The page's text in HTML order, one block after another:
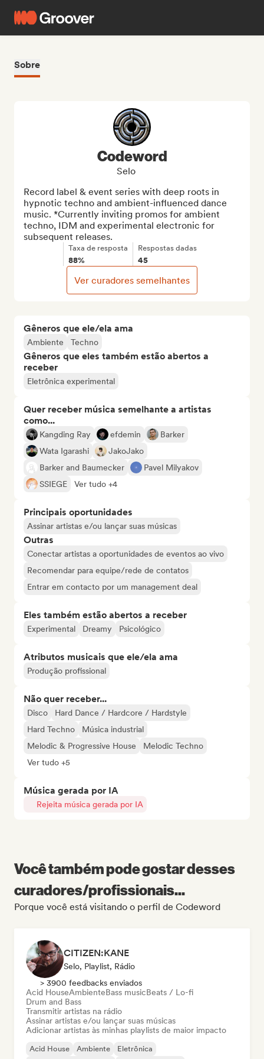
Sobre
Gêneros que ele/ela ama
Ambiente Techno
Gêneros que eles também estão abertos a
receber
Eletrônica experimental
Quer receber música semelhante a artistas
como...
Kangding Ray efdemin
Barker
Wata Igarashi
JakoJako
Barker and Baumecker
Pavel Milyakov
SSIEGE
Ver tudo +4
Principais oportunidades
Assinar artistas e/ou lançar suas músicas
Outras
Conectar artistas a oportunidades de eventos ao vivo
Recomendar para equipe/rede de contatos
Entrar em contacto por um management deal
Eles também estão abertos a receber
Experimental Dreamy Psicológico
Atributos musicais que ele/ela ama
Produção profissional
Não quer receber...
Disco
Hard Dance / Hardcore / Hardstyle
Hard Techno
Música industrial
Melodic & Progressive House
Melodic Techno
Ver tudo +5
Música gerada por IA
Rejeita música gerada por IA
Codeword
Selo
Record label & event series with deep roots in
hypnotic techno and ambient-influenced dance
music. *Currently inviting promos for ambient
techno, IDM and experimental electronic for
subsequent releases.
Taxa de resposta
88%
Respostas dadas
45
Ver curadores semelhantes
Você também pode gostar desses
curadores/profissionais...
Porque você está visitando o perfil de Codeword
CITIZEN:KANE
Selo, Playlist, Rádio
> 3900 feedbacks enviados
Acid HouseAmbienteBass musicBeats / Lo-fi
Drum and Bass
Transmitir artistas na rádio
Assinar artistas e/ou lançar suas músicas
Adicionar artistas às minhas playlists de maior impacto
Acid House Ambiente
Eletrônica